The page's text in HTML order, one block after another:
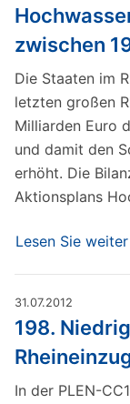
zwischen
Die Staaten im
letzten großen
Milliarden Euro
und damit den
erhöht. Die
Aktionsplans
Lesen Sie
31.07.2012
198.
In der PLEN-